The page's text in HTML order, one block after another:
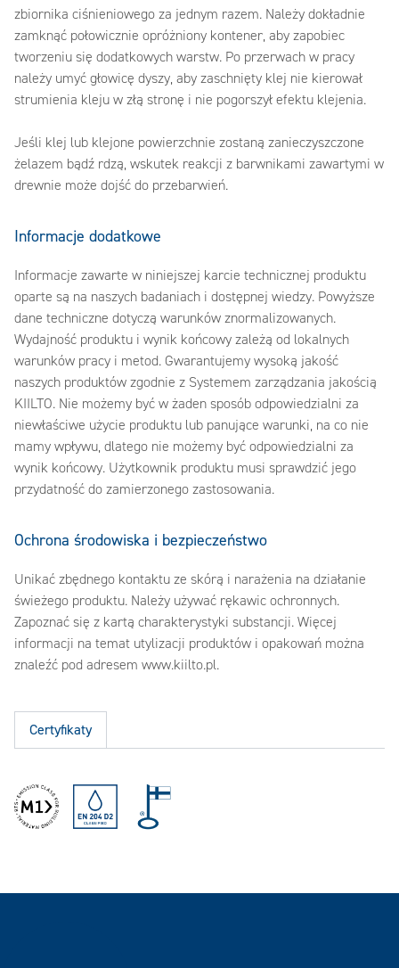
zbiornika ciśnieniowego za jednym razem. Należy dokładnie
zamknąć połowicznie opróżniony kontener, aby zapobiec
tworzeniu się dodatkowych warstw. Po przerwach w pracy
należy umyć głowicę dyszy, aby zaschnięty klej nie kierował
strumienia kleju w złą stronę i nie pogorszył efektu klejenia.
Jeśli klej lub klejone powierzchnie zostaną zanieczyszczone
żelazem bądź rdzą, wskutek reakcji z barwnikami zawartymi w
drewnie może dojść do przebarwień.
Informacje dodatkowe
Informacje zawarte w niniejszej karcie technicznej produktu
oparte są na naszych badaniach i dostępnej wiedzy. Powyższe
dane techniczne dotyczą warunków znormalizowanych.
Wydajność produktu i wynik końcowy zależą od lokalnych
warunków pracy i metod. Gwarantujemy wysoką jakość
naszych produktów zgodnie z Systemem zarządzania jakością
KIILTO. Nie możemy być w żaden sposób odpowiedzialni za
niewłaściwe użycie produktu lub panujące warunki, na co nie
mamy wpływu, dlatego nie możemy być odpowiedzialni za
wynik końcowy. Użytkownik produktu musi sprawdzić jego
przydatność do zamierzonego zastosowania.
Ochrona środowiska i bezpieczeństwo
Unikać zbędnego kontaktu ze skórą i narażenia na działanie
świeżego produktu. Należy używać rękawic ochronnych.
Zapoznać się z kartą charakterystyki substancji. Więcej
informacji na temat utylizacji produktów i opakowań można
znaleźć pod adresem www.kiilto.pl.
Certyfikaty